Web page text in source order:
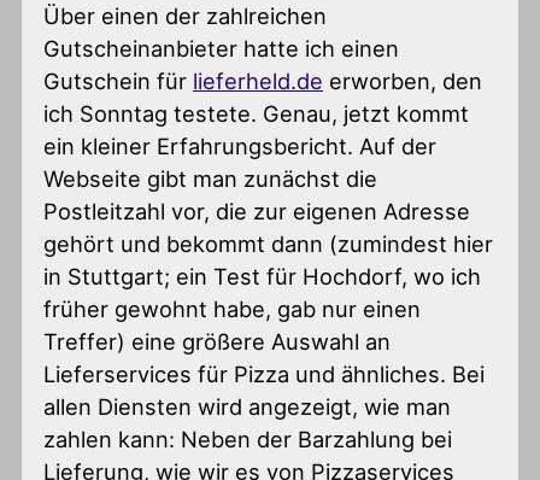
Über einen der zahlreichen
Gutscheinanbieter hatte ich einen
Gutschein für lieferheld.de erworben, den
ich Sonntag testete. Genau, jetzt kommt
ein kleiner Erfahrungsbericht. Auf der
Webseite gibt man zunächst die
Postleitzahl vor, die zur eigenen Adresse
gehört und bekommt dann (zumindest hier
in Stuttgart; ein Test für Hochdorf, wo ich
früher gewohnt habe, gab nur einen
Treffer) eine größere Auswahl an
Lieferservices für Pizza und ähnliches. Bei
allen Diensten wird angezeigt, wie man
zahlen kann: Neben der Barzahlung bei
Lieferung, wie wir es von Pizzaservices